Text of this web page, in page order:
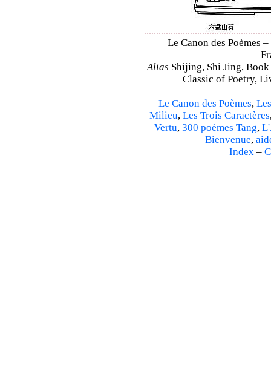
Le Canon des Poèmes
Alias Shijing, Shi Jing,
Classic of Poetry,
Le Canon des Poèmes,
Milieu, Les Trois Caractères
Vertu, 300 poèmes Tang,
Bienvenue,
Index –